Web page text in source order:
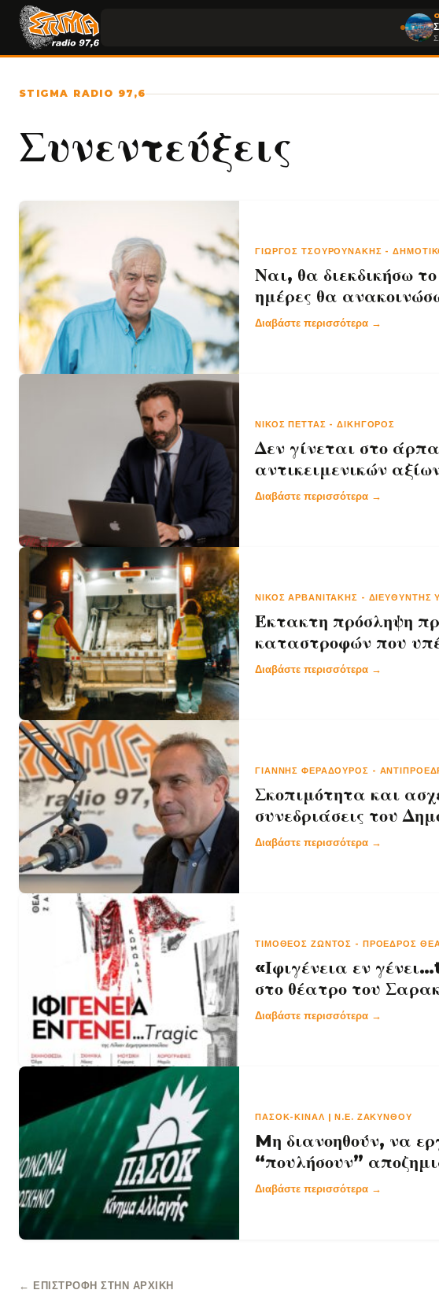
STIGMA RADIO 97,6
Συνεντεύξεις
ΓΙΏΡΓΟΣ ΤΣΟΥΡΟΥΝΆΚΗΣ -
Ναι, θα διεκδικήσω
ημέρες θα
Διαβάστε περισσότερα →
ΝΊΚΟΣ ΠΈΤΤΑΣ -ΔΙΚΗΓΌΡΟΣ
Δεν γίνεται στο
αντικειμενικών
Διαβάστε περισσότερα →
ΝΊΚΟΣ ΑΡΒΑΝΙΤΆΚΗΣ - ΔΙΕΥΘΥΝΤΉΣ
Έκτακτη πρόσληψη
καταστροφών που
Διαβάστε περισσότερα →
ΓΙΆΝΝΗΣ ΦΕΡΑΔΟΎΡΟΣ -
Σκοπιμότητα και
συνεδριάσεις του
Διαβάστε περισσότερα →
ΤΙΜΌΘΕΟΣ ΖΏΝΤΟΣ - ΠΡΌΕΔΡΟΣ
«Ιφιγένεια εν
στο θέατρο του
Διαβάστε περισσότερα →
ΠΑΣΟΚ-ΚΙΝΑΛ | Ν.Ε. ΖΑΚΥΝΘΟΥ
Mη διανοηθούν, να
“πουλήσουν”
Διαβάστε περισσότερα →
← ΕΠΙΣΤΡΟΦΉ ΣΤΗΝ ΑΡΧΙΚΉ